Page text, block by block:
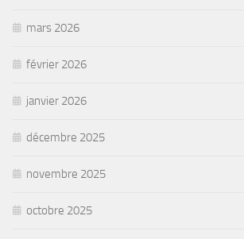
mars 2026
février 2026
janvier 2026
décembre 2025
novembre 2025
octobre 2025